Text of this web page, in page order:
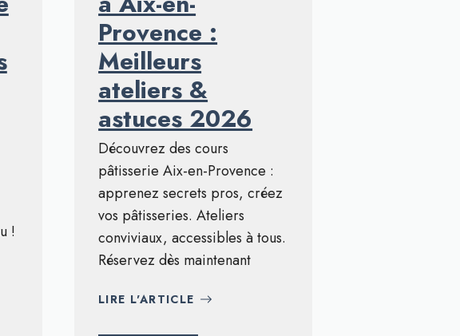
!
Provence :
Meilleurs
ateliers &
astuces 2026
Découvrez des cours
pâtisserie Aix-en-Provence :
apprenez secrets pros, créez
vos pâtisseries. Ateliers
conviviaux, accessibles à tous.
Réservez dès maintenant
LIRE L'ARTICLE